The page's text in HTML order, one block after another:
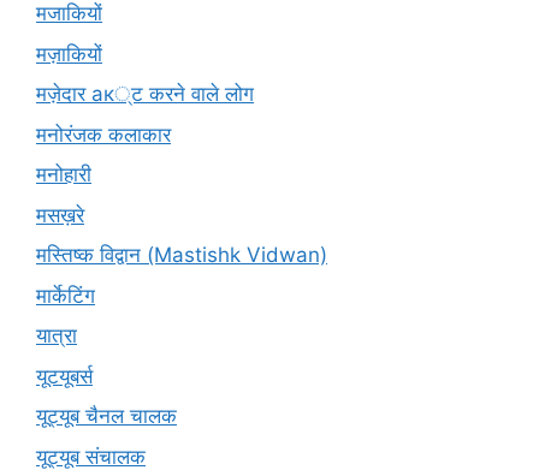
मजाकियों
मज़ाकियों
मज़ेदार ак्ट करने वाले लोग
मनोरंजक कलाकार
मनोहारी
मसख़रे
मस्तिष्क विद्वान (Mastishk Vidwan)
मार्केटिंग
यात्रा
यूटयूबर्स
यूट्यूब चैनल चालक
यूट्यूब संचालक